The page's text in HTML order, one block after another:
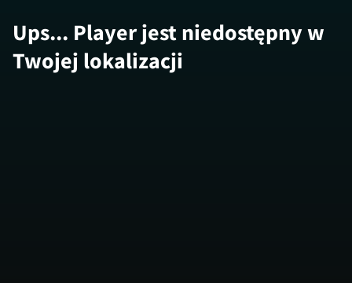
Ups... Player jest niedostępny w
Twojej lokalizacji